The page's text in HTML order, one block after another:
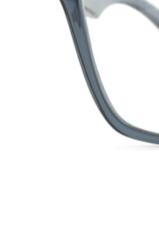
40 mm
Altezza lente